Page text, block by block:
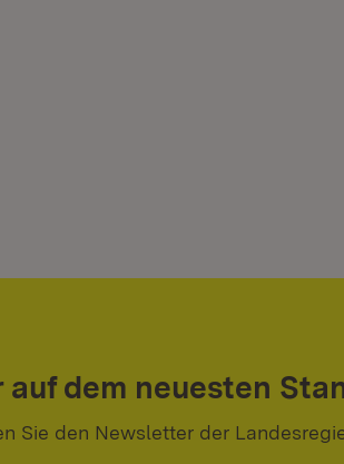
auf dem neuesten
Sie den Newsletter der